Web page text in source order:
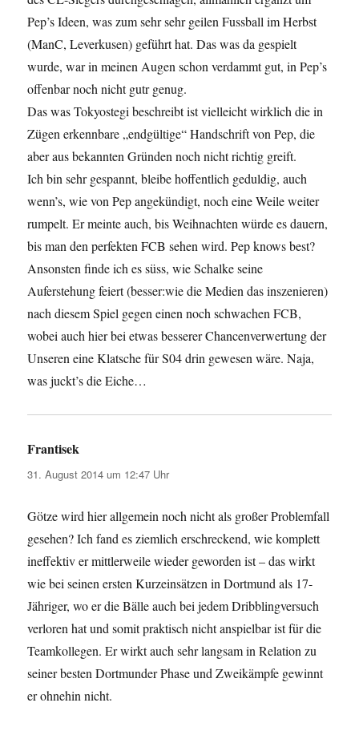
Pep’s Ideen, was zum sehr sehr geilen Fussball im Herbst
(ManC, Leverkusen) geführt hat. Das was da gespielt
wurde, war in meinen Augen schon verdammt gut, in Pep’s
offenbar noch nicht gutr genug.
Das was Tokyostegi beschreibt ist vielleicht wirklich die in
Zügen erkennbare „endgültige“ Handschrift von Pep, die
aber aus bekannten Gründen noch nicht richtig greift.
Ich bin sehr gespannt, bleibe hoffentlich geduldig, auch
wenn’s, wie von Pep angekündigt, noch eine Weile weiter
rumpelt. Er meinte auch, bis Weihnachten würde es dauern,
bis man den perfekten FCB sehen wird. Pep knows best?
Ansonsten finde ich es süss, wie Schalke seine
Auferstehung feiert (besser:wie die Medien das inszenieren)
nach diesem Spiel gegen einen noch schwachen FCB,
wobei auch hier bei etwas besserer Chancenverwertung der
Unseren eine Klatsche für S04 drin gewesen wäre. Naja,
was juckt’s die Eiche…
Frantisek
31. August 2014 um 12:47 Uhr
Götze wird hier allgemein noch nicht als großer Problemfall
gesehen? Ich fand es ziemlich erschreckend, wie komplett
ineffektiv er mittlerweile wieder geworden ist – das wirkt
wie bei seinen ersten Kurzeinsätzen in Dortmund als 17-
Jähriger, wo er die Bälle auch bei jedem Dribblingversuch
verloren hat und somit praktisch nicht anspielbar ist für die
Teamkollegen. Er wirkt auch sehr langsam in Relation zu
seiner besten Dortmunder Phase und Zweikämpfe gewinnt
er ohnehin nicht.